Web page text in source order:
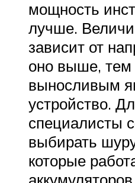
мощность
лучше.
зависит от
оно выше, тем
выносливым
устройство.
специалисты
выбирать
которые